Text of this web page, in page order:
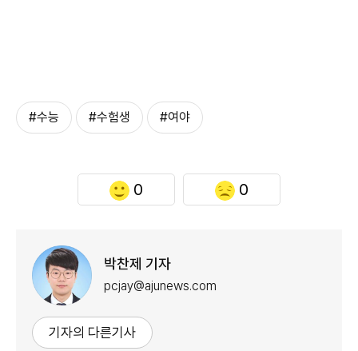
#수능 #수험생 #여야
0 0
박찬제 기자
pcjay@ajunews.com
기자의 다른기사